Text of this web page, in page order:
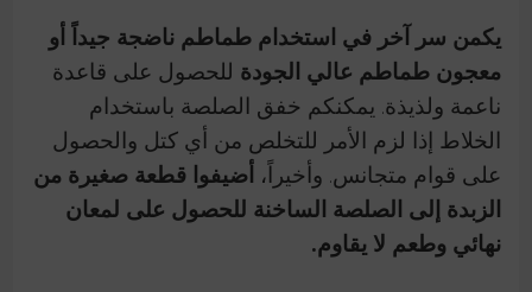
يكمن سر آخر في استخدام طماطم ناضجة جيداً أو
معجون طماطم عالي الجودة للحصول على قاعدة
ناعمة ولذيذة. يمكنكم خفق الصلصة باستخدام
الخلاط إذا لزم الأمر للتخلص من أي كتل والحصول
على قوام متجانس. وأخيراً،أضيفوا قطعة صغيرة من
الزبدة إلى الصلصة الساخنة للحصول على لمعان
نهائي وطعم لا يقاوم.